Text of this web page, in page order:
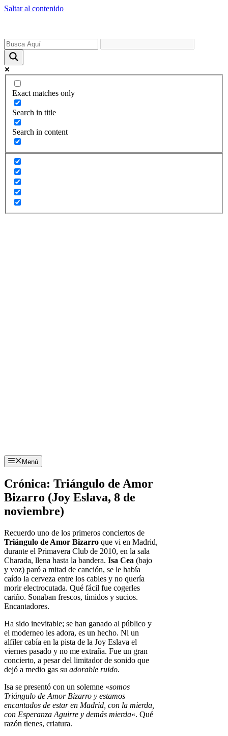
Saltar al contenido
Exact matches only
Search in title
Search in content
Menú
Crónica: Triángulo de Amor
Bizarro (Joy Eslava, 8 de
noviembre)
Recuerdo uno de los primeros conciertos de
Triángulo de Amor Bizarro que vi en Madrid,
durante el Primavera Club de 2010, en la sala
Charada, llena hasta la bandera. Isa Cea (bajo
y voz) paró a mitad de canción, se le había
caído la cerveza entre los cables y no quería
morir electrocutada. Qué fácil fue cogerles
cariño. Sonaban frescos, tímidos y sucios.
Encantadores.
Ha sido inevitable; se han ganado al público y
el moderneo les adora, es un hecho. Ni un
alfiler cabía en la pista de la Joy Eslava el
viernes pasado y no me extraña. Fue un gran
concierto, a pesar del limitador de sonido que
dejó a medio gas su adorable ruido.
Isa se presentó con un solemne «somos
Triángulo de Amor Bizarro y estamos
encantados de estar en Madrid, con la mierda,
con Esperanza Aguirre y demás mierda«. Qué
razón tienes, criatura.